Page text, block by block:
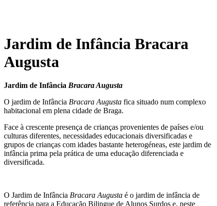
Jardim de Infância Bracara
Augusta
Jardim de Infância Bracara Augusta
O jardim de Infância Bracara Augusta fica situado num complexo
habitacional em plena cidade de Braga.
Face à crescente presença de crianças provenientes de países e/ou
culturas diferentes, necessidades educacionais diversificadas e
grupos de crianças com idades bastante heterogéneas, este jardim de
infância prima pela prática de uma educação diferenciada e
diversificada.
O Jardim de Infância Bracara Augusta é o jardim de infância de
referência para a Educação Bilingue de Alunos Surdos e, neste